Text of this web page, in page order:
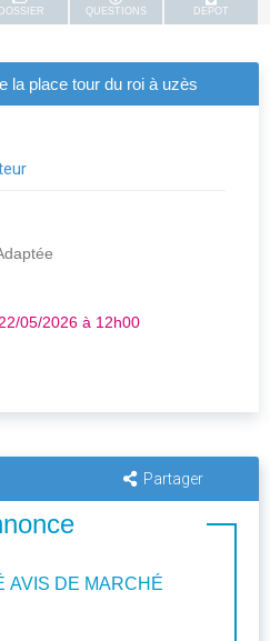
DOSSIER QUESTIONS DEPOT
la place tour du roi à uzès
05/2026 à 12h00
Partager
AVIS DE MARCHÉ